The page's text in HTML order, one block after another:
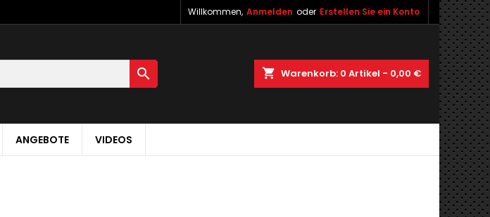
Willkommen, Anmelden oder Erstellen Sie ein Konto
shopping_cart Warenkorb: 0 Artikel - 0,00 €

ANGEBOTE VIDEOS